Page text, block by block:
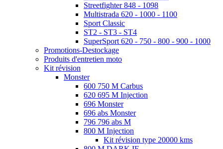
Streetfighter 848 - 1098
Multistrada 620 - 1000 - 1100
Sport Classic
ST2 - ST3 - ST4
SuperSport 620 - 750 - 800 - 900 - 1000
Promotions-Destockage
Produits d'entretien moto
Kit révision
Monster
600 750 M Carbus
620 695 M Injection
696 Monster
696 abs Monster
796 796 abs M
800 M Injection
Kit révision type 20000 kms